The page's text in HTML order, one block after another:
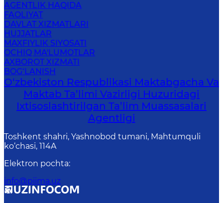
AGENTLIK HAQIDA
FAOLIYAT
DAVLAT XIZMATLARI
HUJJATLAR
MAXFIYLIK SIYOSATI
OCHIQ MA'LUMOTLAR
AXBOROT XIZMATI
BOG‘LANISH
O‘zbekiston Respublikasi Maktabgacha Va
Maktab Ta’limi Vazirligi Huzuridagi
Ixtisoslashtirilgan Ta’lim Muassasalari
Agentligi
Toshkent shahri, Yashnobod tumani, Mahtumquli
ko‘chasi, 114A
Elektron pochta:
info@piima.uz